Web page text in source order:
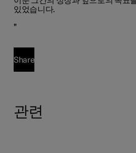
있었습니다.
"
Share
관련